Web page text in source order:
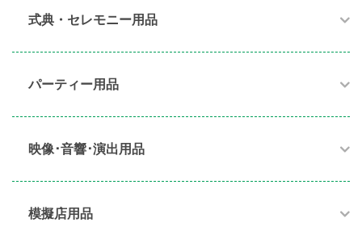
式典・セレモニー用品
パーティー用品​
映像･音響･演出用品​
模擬店用品​